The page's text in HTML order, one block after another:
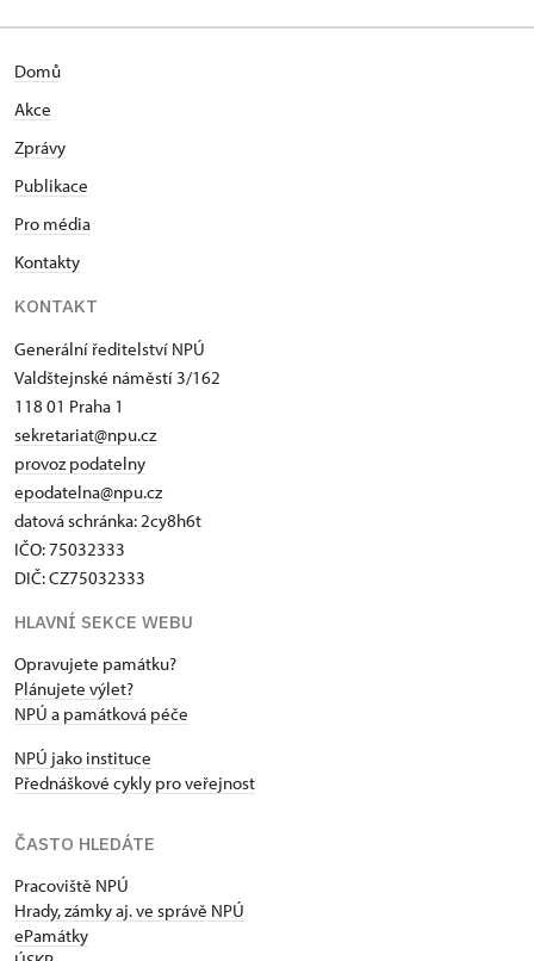
Domů
Akce
Zprávy
Publikace
Pro média
Kontakty
KONTAKT
Generální ředitelství NPÚ
Valdštejnské náměstí 3/162
118 01 Praha 1
sekretariat@npu.cz
provoz podatelny
epodatelna@npu.cz
datová schránka:2cy8h6t​
IČO: 75032333
DIČ: CZ75032333
HLAVNÍ SEKCE WEBU
Opravujete památku?
Plánujete výlet?
NPÚ a památková péče
NPÚ jako instituce
Přednáškové cykly pro veřejnost
ČASTO HLEDÁTE
Pracoviště NPÚ
Hrady, zámky aj. ve správě NPÚ
ePamátky